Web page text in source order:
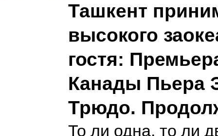
Ташкент
высокого
гостя:
Канады Пьера
Трюдо.
То ли одна, то ли